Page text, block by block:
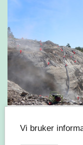
Vi bruker